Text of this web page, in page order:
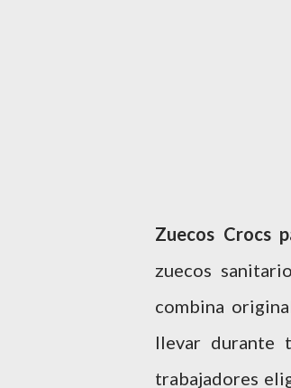
Zuecos Crocs
zuecos
combina
llevar durante
trabajadores